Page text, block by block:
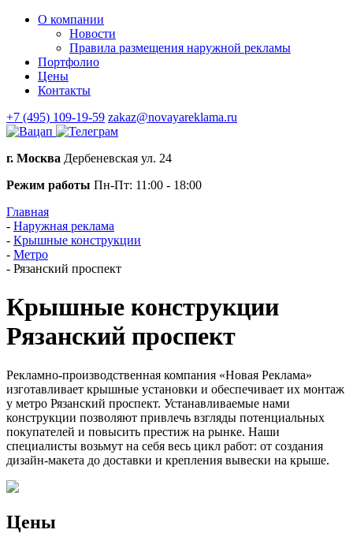
О компании
Новости
Правила размещения наружной рекламы
Портфолио
Цены
Контакты
+7 (495) 109-19-59 zakaz@novayareklama.ru
г. Москва Дербеневская ул. 24
Режим работы Пн-Пт: 11:00 - 18:00
Главная
- Наружная реклама
- Крышные конструкции
- Метро
- Рязанский проспект
Крышные конструкции
Рязанский проспект
Рекламно-производственная компания «Новая Реклама»
изготавливает крышные установки и обеспечивает их монтаж
у метро Рязанский проспект. Устанавливаемые нами
конструкции позволяют привлечь взгляды потенциальных
покупателей и повысить престиж на рынке. Наши
специалисты возьмут на себя весь цикл работ: от создания
дизайн-макета до доставки и крепления вывески на крыше.
Цены